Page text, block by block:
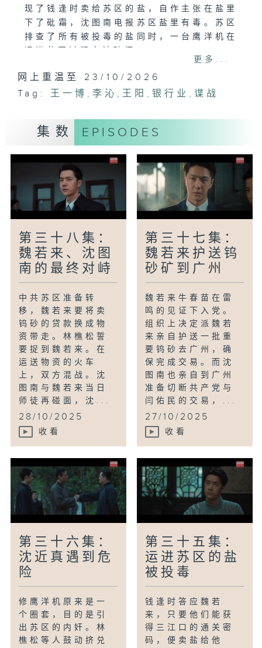
现了钱逢时卖给苏区的盐，自作主张在盐里
下了砒霜，沈图南电报苏区盐里有毒。苏区
排查了所有被投毒的盐同时，一台鹰洋机在
更多...
网上重温至 23/10/2026
Tag:
王一博 ,李沁 , 王阳 ,银行业 ,谍战
集数 EPISODES
第三十八集：
魏若来、沈图
南的最终对峙
中共苏区准备转
移，魏若来要将卖
钨砂的贷款换成物
资带走。林樵松誓
要捉到魏若来。在
运送物资的火车
上，双方混战。沈
图南与魏若来当日
师徒再碰面，沈...
28/10/2025
收看
第三十七集：
魏若来护送钨
砂矿到广州
魏若来牛春苗在雷
鸣的见证下入党。
组织上决定派魏若
来亲自护送一批重
要钨砂去广州，确
保完成交易。而沈
图南也亲自到广州
准备切断共产党与
闫佑民的交易，...
27/10/2025
收看
第三十六集：
沈近真遇到危
险
修鹰洋机原来是一
个圈套，目的是引
出苏区的内奸。林
樵松等人鼓动挤兑
第三十五集：
运进苏区的盐
被投毒
钱逢时答应魏若
来，只要他们能获
得三江口的通关密
码，便卖盐给他